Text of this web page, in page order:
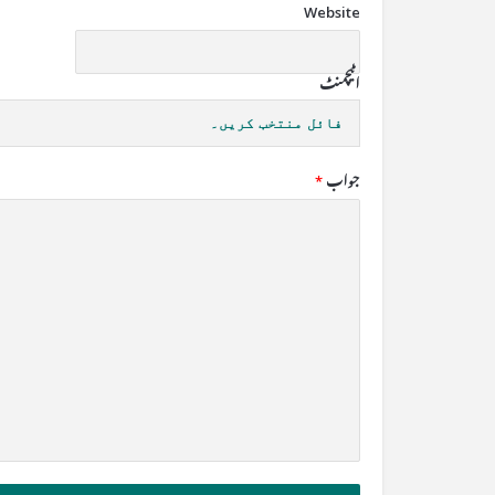
Website
اٹیچمنٹ
فائل منتخب کریں۔
جواب *